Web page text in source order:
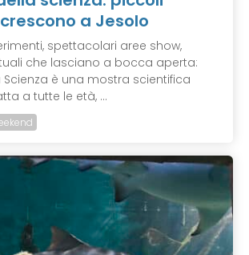
a Jesolo
spettacolari aree show,
che lasciano a bocca aperta:
è una mostra scientifica
a tutte le età, ...